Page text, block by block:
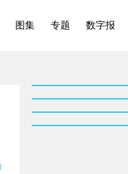
图集 专题 数字报